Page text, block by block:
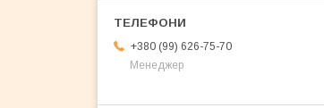
+380 (99) 626-75-70
Менеджер